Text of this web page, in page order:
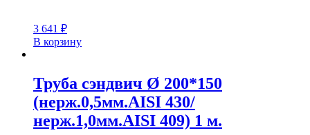
3 641 ₽
В корзину
Труба сэндвич Ø 200*150
(нерж.0,5мм.AISI 430/
нерж.1,0мм.AISI 409) 1 м.